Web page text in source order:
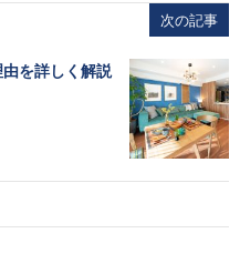
次の記事
を詳しく解説